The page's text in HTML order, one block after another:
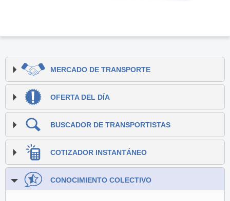
MERCADO DE TRANSPORTE
OFERTA DEL DÍA
BUSCADOR DE TRANSPORTISTAS
COTIZADOR INSTANTÁNEO
CONOCIMIENTO COLECTIVO